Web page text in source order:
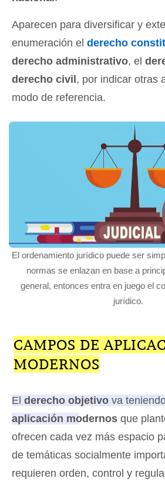
Aparecen para diversificar y
enumeración el derecho
derecho administrativo, el
derecho civil, por indicar otras
modo de referencia.
El ordenamiento jurídico puede ser
normas se enlazan en base a
general, entonces entra en juego el
jurídico.
CAMPOS DE
MODERNOS
El derecho objetivo va
aplicación modernos que
ofrecen cada vez más espacio
de temáticas socialmente
requieren orden, control y